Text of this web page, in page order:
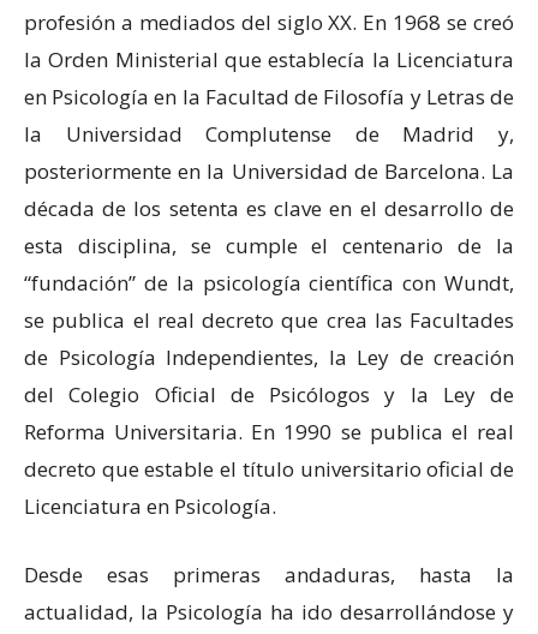
profesión a mediados del siglo XX. En 1968 se creó
la Orden Ministerial que establecía la Licenciatura
en Psicología en la Facultad de Filosofía y Letras de
la Universidad Complutense de Madrid y,
posteriormente en la Universidad de Barcelona. La
década de los setenta es clave en el desarrollo de
esta disciplina, se cumple el centenario de la
“fundación” de la psicología científica con Wundt,
se publica el real decreto que crea las Facultades
de Psicología Independientes, la Ley de creación
del Colegio Oficial de Psicólogos y la Ley de
Reforma Universitaria. En 1990 se publica el real
decreto que estable el título universitario oficial de
Licenciatura en Psicología.
Desde esas primeras andaduras, hasta la
actualidad, la Psicología ha ido desarrollándose y